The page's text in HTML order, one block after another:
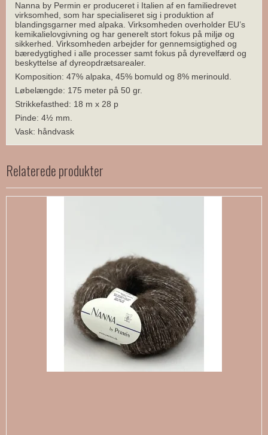
Nanna by Permin er produceret i Italien af en familiedrevet
virksomhed, som har specialiseret sig i produktion af
blandingsgarner med alpaka. Virksomheden overholder EU’s
kemikalielovgivning og har generelt stort fokus på miljø og
sikkerhed. Virksomheden arbejder for gennemsigtighed og
bæredygtighed i alle processer samt fokus på dyrevelfærd og
beskyttelse af dyreopdrætsarealer.
Komposition: 47% alpaka, 45% bomuld og 8% merinould.
Løbelængde: 175 meter på 50 gr.
Strikkefasthed: 18 m x 28 p
Pinde: 4½ mm.
Vask: håndvask
Relaterede produkter